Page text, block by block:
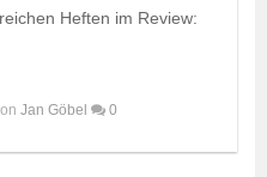
Heften im Review:
Jan Göbel 0